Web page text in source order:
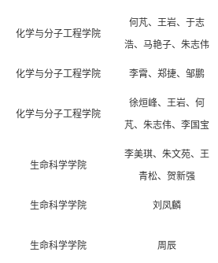
化学与分子工程学院
何芃、王岩、于志
浩、马艳子、朱志伟
化学与分子工程学院 李霄、郑捷、邹鹏
化学与分子工程学院
徐烜峰、王岩、何
芃、朱志伟、李国宝
生命科学学院
李美琪、朱文苑、王
青松、贺新强
生命科学学院 刘凤麟
生命科学学院 周辰